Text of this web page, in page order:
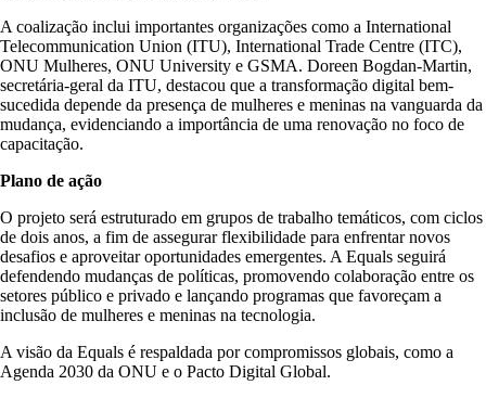
A coalização inclui importantes organizações como a International
Telecommunication Union (ITU), International Trade Centre (ITC),
ONU Mulheres, ONU University e GSMA. Doreen Bogdan-Martin,
secretária-geral da ITU, destacou que a transformação digital bem-
sucedida depende da presença de mulheres e meninas na vanguarda da
mudança, evidenciando a importância de uma renovação no foco de
capacitação.
Plano de ação
O projeto será estruturado em grupos de trabalho temáticos, com ciclos
de dois anos, a fim de assegurar flexibilidade para enfrentar novos
desafios e aproveitar oportunidades emergentes. A Equals seguirá
defendendo mudanças de políticas, promovendo colaboração entre os
setores público e privado e lançando programas que favoreçam a
inclusão de mulheres e meninas na tecnologia.
A visão da Equals é respaldada por compromissos globais, como a
Agenda 2030 da ONU e o Pacto Digital Global.